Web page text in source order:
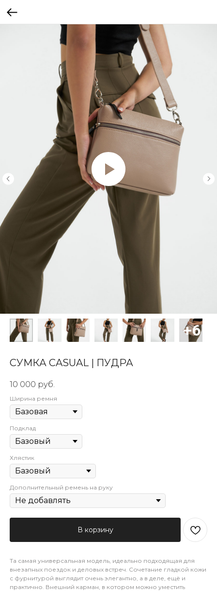
СУМКА CASUAL | ПУДРА
10 000 руб.
Ширина ремня
Подклад
Хлястик
Дополнительный ремень на руку
В корзину
Та самая универсальная модель, идеально подходящая для
внезапных поездок и деловых встреч. Сочетание гладкой кожи
с фурнитурой выглядит очень элегантно, а в деле, ещё и
практично. Внешний карман, в котором можно уместить